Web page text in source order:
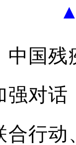
国残
强对
合行